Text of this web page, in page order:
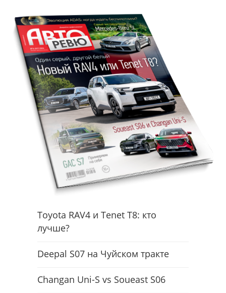
Toyota RAV4 и Tenet T8: кто
лучше?
Deepal S07 на Чуйском тракте
Changan Uni-S vs Soueast S06